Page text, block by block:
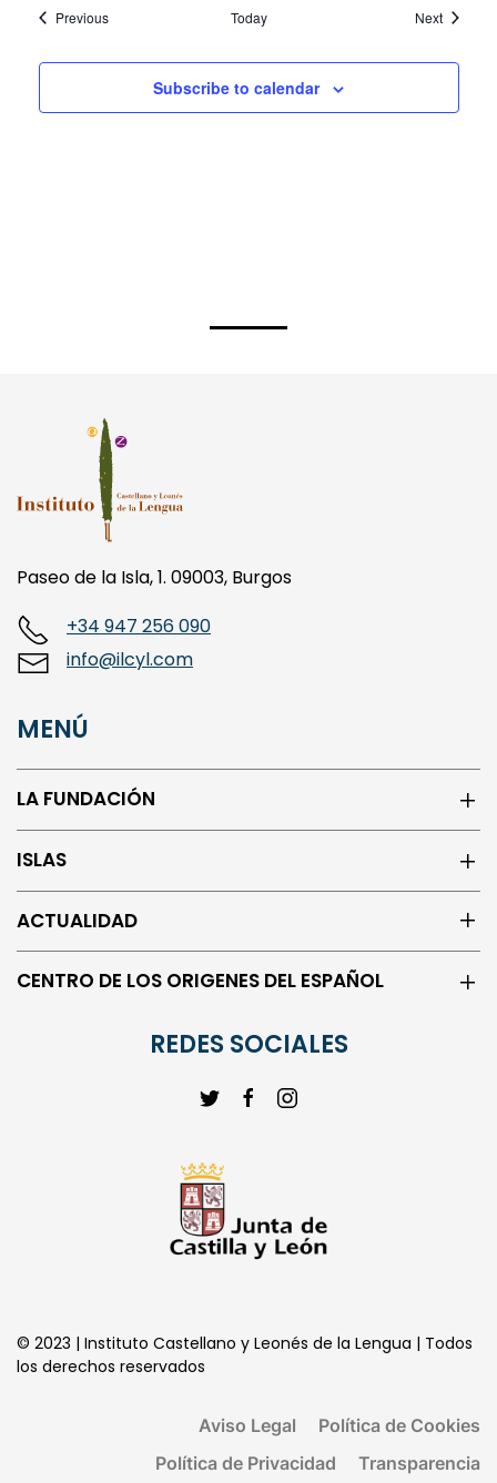
Subscribe to calendar
Paseo de la Isla, 1. 09003, Burgos
+34 947 256 090
MENÚ
LA FUNDACIÓN
ISLAS
ACTUALIDAD
© 2023 | Instituto Castellano y Leonés de la Lengua | Todos
Aviso Legal Política de Cookies